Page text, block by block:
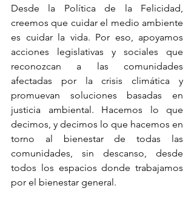
Desde la Política de la Felicidad,
creemos que cuidar el medio ambiente
es cuidar la vida. Por eso, apoyamos
acciones legislativas y sociales que
reconozcan a las comunidades
afectadas por la crisis climática y
promuevan soluciones basadas en
justicia ambiental. Hacemos lo que
decimos, y decimos lo que hacemos en
torno al bienestar de todas las
comunidades, sin descanso, desde
todos los espacios donde trabajamos
por el bienestar general.